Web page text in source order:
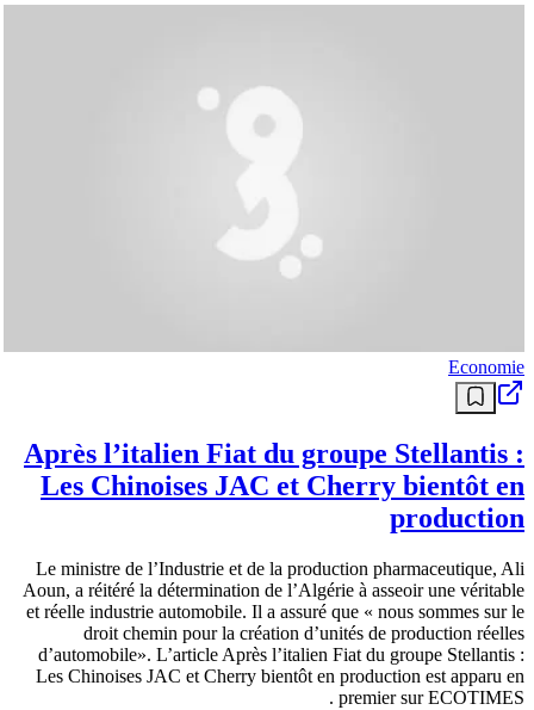
Economie
Après l’italien Fiat du groupe Stellantis :
Les Chinoises JAC et Cherry bientôt en
production
Le ministre de l’Industrie et de la production pharmaceutique, Ali
Aoun, a réitéré la détermination de l’Algérie à asseoir une véritable
et réelle industrie automobile. Il a assuré que « nous sommes sur le
droit chemin pour la création d’unités de production réelles
d’automobile». L’article Après l’italien Fiat du groupe Stellantis :
Les Chinoises JAC et Cherry bientôt en production est apparu en
premier sur ECOTIMES .